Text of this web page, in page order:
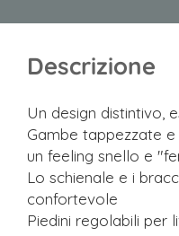
Descrizione
Un design distintivo,
Gambe tappezzate
un feeling snello e
Lo schienale e i
confortevole
Piedini regolabili per